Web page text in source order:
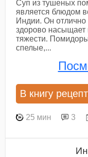
Суп из тушеных
является блюдом
Индии. Он отлично
здорово насыщает
тяжести.
спелые,...
В книгу
25 мин 3